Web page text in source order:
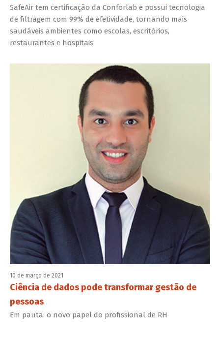
SafeAir tem certificação da Conforlab e possui tecnologia
de filtragem com 99% de efetividade, tornando mais
saudáveis ambientes como escolas, escritórios,
restaurantes e hospitais
10 de março de 2021
Ciência de dados pode transformar gestão de
pessoas
Em pauta: o novo papel do profissional de RH